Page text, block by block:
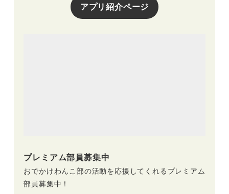
アプリ紹介ページ
プレミアム部員募集中
おでかけわんこ部の活動を応援してくれるプレミアム
部員募集中！